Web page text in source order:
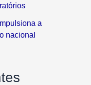
a
nacional